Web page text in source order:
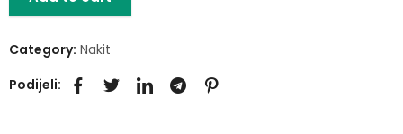
Category: Nakit
Podijeli: